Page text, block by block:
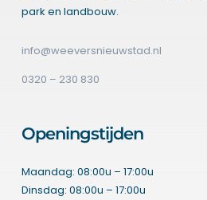
park en landbouw.
info@weeversnieuwstad.nl
0320 – 230 830
Openingstijden
Maandag: 08:00u – 17:00u
Dinsdag: 08:00u – 17:00u